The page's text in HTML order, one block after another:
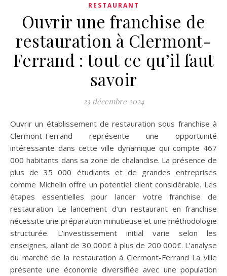
RESTAURANT
Ouvrir une franchise de
restauration à Clermont-
Ferrand : tout ce qu’il faut
savoir
23 décembre 2024
Ouvrir un établissement de restauration sous franchise à
Clermont-Ferrand représente une opportunité
intéressante dans cette ville dynamique qui compte 467
000 habitants dans sa zone de chalandise. La présence de
plus de 35 000 étudiants et de grandes entreprises
comme Michelin offre un potentiel client considérable. Les
étapes essentielles pour lancer votre franchise de
restauration Le lancement d’un restaurant en franchise
nécessite une préparation minutieuse et une méthodologie
structurée. L’investissement initial varie selon les
enseignes, allant de 30 000€ à plus de 200 000€. L’analyse
du marché de la restauration à Clermont-Ferrand La ville
présente une économie diversifiée avec une population